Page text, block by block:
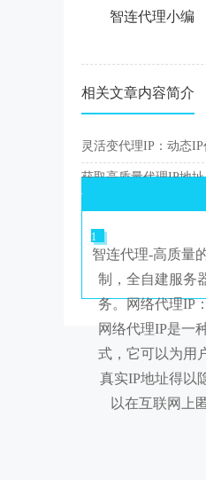
智连代理小编
相关文章内容简介
灵活变代理IP：动态IP
获取高质量代理IP地
1
智连代理-高质量
制，全自建服务
务。网络代理IP
网络代理IP是一
式，它可以为用
真实IP地址得以
以在互联网上